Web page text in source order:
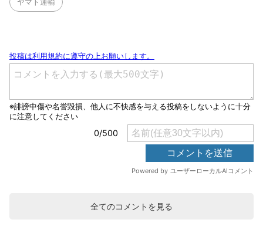
全てのコメントを見る